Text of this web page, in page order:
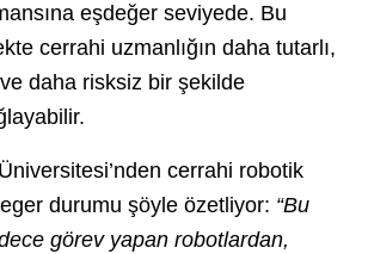
eşdeğer seviyede. Bu
cerrahi uzmanlığın daha tutarlı,
daha risksiz bir şekilde
cerrahi robotik
durumu şöyle özetliyor: “Bu
görev yapan robotlardan,